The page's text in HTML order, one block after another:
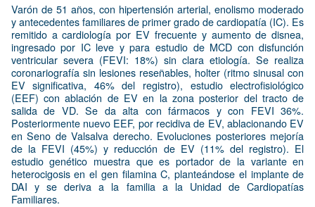
Varón de 51 años, con hipertensión arterial, enolismo moderado
y antecedentes familiares de primer grado de cardiopatía (IC). Es
remitido a cardiología por EV frecuente y aumento de disnea,
ingresado por IC leve y para estudio de MCD con disfunción
ventricular severa (FEVI: 18%) sin clara etiología. Se realiza
coronariografía sin lesiones reseñables, holter (ritmo sinusal con
EV significativa, 46% del registro), estudio electrofisiológico
(EEF) con ablación de EV en la zona posterior del tracto de
salida de VD. Se da alta con fármacos y con FEVI 36%.
Posteriormente nuevo EEF, por recidiva de EV, ablacionando EV
en Seno de Valsalva derecho. Evoluciones posteriores mejoría
de la FEVI (45%) y reducción de EV (11% del registro). El
estudio genético muestra que es portador de la variante en
heterocigosis en el gen filamina C, planteándose el implante de
DAI y se deriva a la familia a la Unidad de Cardiopatías
Familiares.